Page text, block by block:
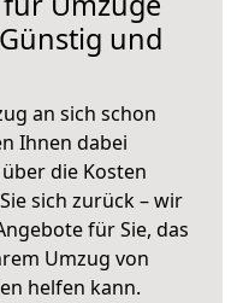
Günstig und
an sich schon
Ihnen dabei
die Kosten
sich zurück – wir
für Sie, das
Umzug von
helfen kann.